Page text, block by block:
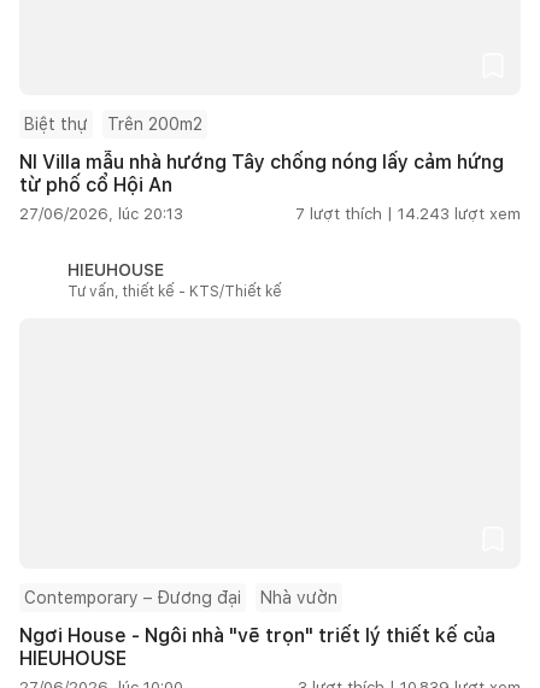
Biệt thự Trên 200m2
NI Villa mẫu nhà hướng Tây chống nóng lấy cảm hứng
từ phố cổ Hội An
27/06/2026, lúc 20:13 7 lượt thích | 14.243 lượt xem
HIEUHOUSE
Tư vấn, thiết kế - KTS/Thiết kế
Contemporary – Đương đại Nhà vườn
Ngơi House - Ngôi nhà "vẽ trọn" triết lý thiết kế của
HIEUHOUSE